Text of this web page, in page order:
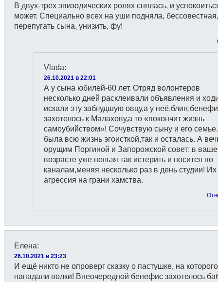
В двух-трех эпизодических ролях снялась, и
может. Специально всех на уши подняла,
перепугать сына, унизить, фу!
Vlada:
26.10.2021 в 22:01
А у сына юбилей-60 лет. Отряд волонтеров
несколько дней расклеивали объявления и
искали эту заблудшую овцу,а у
захотелось к Малахову,а то «покончит жизнь
самоубийством»! Сочувствую сыну и его
была всю жизнь эгоисткой,так и осталась. А
орущим Поргиной и Запорожской совет: в
возрасте уже нельзя так истерить и носится по
каналам,меняя несколько раз в день студии! Их
агрессия на грани хамства.
Елена:
26.10.2021 в 23:23
И ещё никто не опроверг сказку о пастушке, на
нападали волки! Внеочередной бенефис захотелось